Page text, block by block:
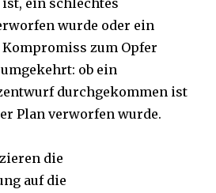
wurde oder ein
zum Opfer
ob ein
durchgekommen ist
Plan verworfen wurde.
die
auf die